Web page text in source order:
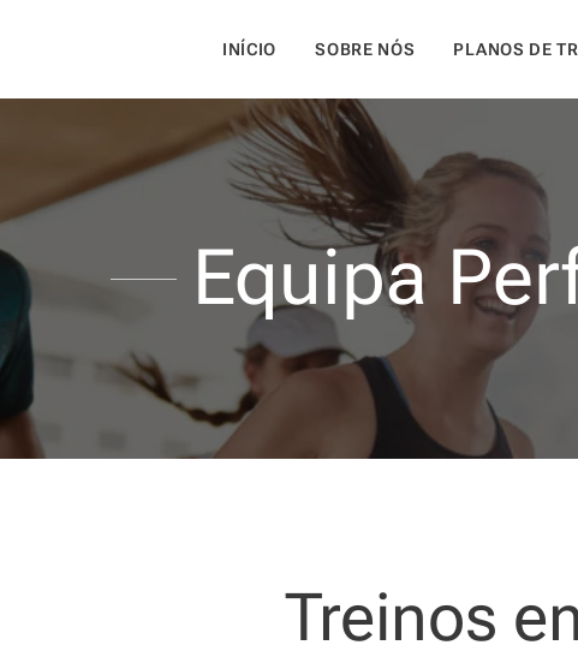
INÍCIO SOBRE NÓS PLANOS DE
Equipa
Treinos